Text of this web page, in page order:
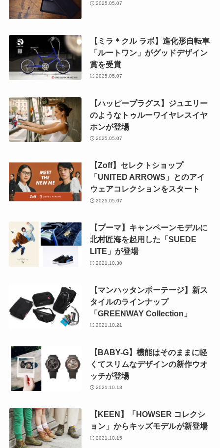
2025.05.07
【ミラ＊クル ラボ】進化形自転車
「ルートワン」がグッドデザイン
賞を受賞
2025.05.07
【ハッピープラグス】ジュエリー
のようなトゥルーワイヤレスイヤ
ホンが登場
2025.05.07
【Zoff】セレクトショップ
「UNITED ARROWS」とのアイ
ウェアコレクションをスタート
2025.05.07
【プーマ】キャンペーンモデルに
北村匠海を起用した「SUEDE
LITE」が登場
2021.10.30
【マンハッタンポーテージ】新ス
タイルのラインナップ
「GREENWAY Collection」
2021.10.21
【BABY-G】機能はそのままに軽
くてスリムなデザインの新作ウオ
ッチが登場
2021.10.18
【KEEN】「HOWSER コレクシ
ョン」からキッズモデルが新登場
2021.10.15